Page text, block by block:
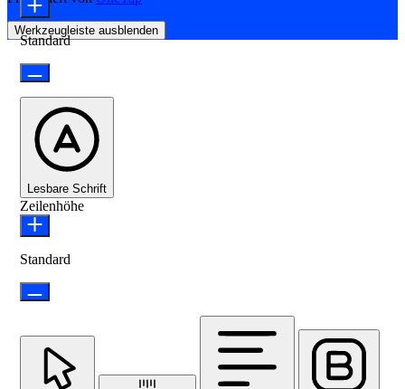
Werkzeugleiste ausblenden
Standard
Lesbare Schrift
Zeilenhöhe
Standard